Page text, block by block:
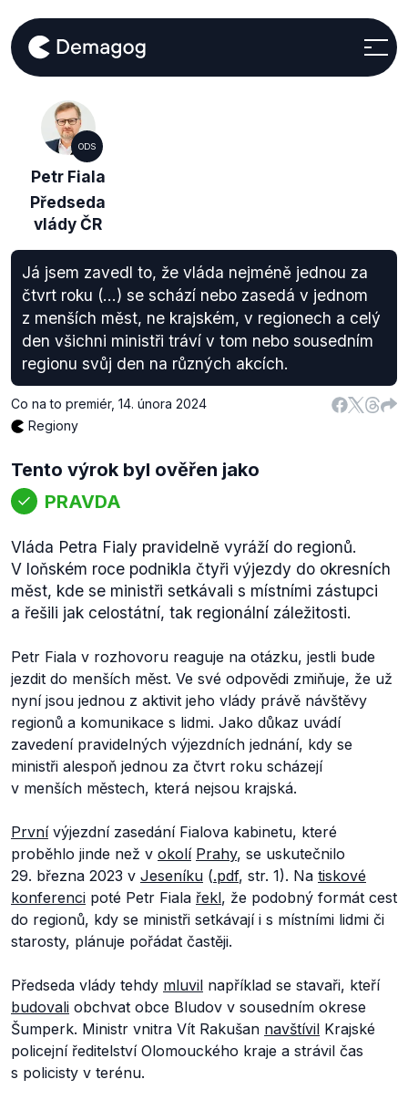
ODS
Petr Fiala
Předseda
vlády ČR
Já jsem zavedl to, že vláda nejméně jednou za
čtvrt roku (...) se schází nebo zasedá v jednom
z menších měst, ne krajském, v regionech a celý
den všichni ministři tráví v tom nebo sousedním
regionu svůj den na různých akcích.
Co na to premiér, 14. února 2024
Regiony
Tento výrok byl ověřen jako
PRAVDA
Vláda Petra Fialy pravidelně vyráží do regionů.
V loňském roce podnikla čtyři výjezdy do okresních
měst, kde se ministři setkávali s místními zástupci
a řešili jak celostátní, tak regionální záležitosti.
Petr Fiala v rozhovoru reaguje na otázku, jestli bude
jezdit do menších měst. Ve své odpovědi zmiňuje, že už
nyní jsou jednou z aktivit jeho vlády právě návštěvy
regionů a komunikace s lidmi. Jako důkaz uvádí
zavedení pravidelných výjezdních jednání, kdy se
ministři alespoň jednou za čtvrt roku scházejí
v menších městech, která nejsou krajská.
Prvnívýjezdní zasedání Fialova kabinetu, které
proběhlo jinde než v okolí Prahy, se uskutečnilo
29. března 2023 v Jeseníku (.pdf, str. 1). Na tiskové
konferenci poté Petr Fiala řekl, že podobný formát cest
do regionů, kdy se ministři setkávají i s místními lidmi či
starosty, plánuje pořádat častěji.
Předseda vlády tehdy mluvil například se stavaři, kteří
budovali obchvat obce Bludov v sousedním okrese
Šumperk. Ministr vnitra Vít Rakušan navštívil Krajské
policejní ředitelství Olomouckého kraje a strávil čas
s policisty v terénu.